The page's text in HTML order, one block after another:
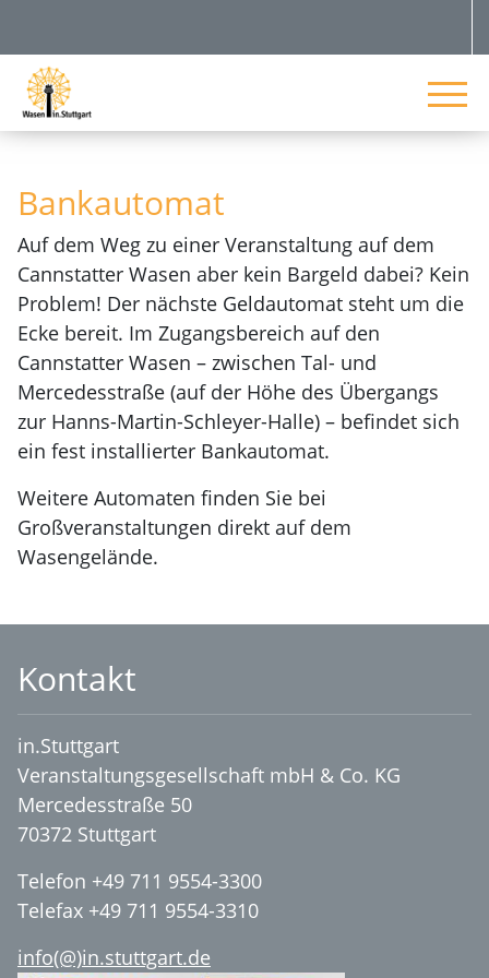
Bankautomat
Auf dem Weg zu einer Veranstaltung auf dem
Cannstatter Wasen aber kein Bargeld dabei? Kein
Problem! Der nächste Geldautomat steht um die
Ecke bereit. Im Zugangsbereich auf den
Cannstatter Wasen – zwischen Tal- und
Mercedesstraße (auf der Höhe des Übergangs
zur Hanns-Martin-Schleyer-Halle) – befindet sich
ein fest installierter Bankautomat.
Weitere Automaten finden Sie bei
Großveranstaltungen direkt auf dem
Wasengelände.
Kontakt
in.Stuttgart
Veranstaltungsgesellschaft mbH & Co. KG
Mercedesstraße 50
70372 Stuttgart
Telefon +49 711 9554-3300
Telefax +49 711 9554-3310
info(@)in.stuttgart.de